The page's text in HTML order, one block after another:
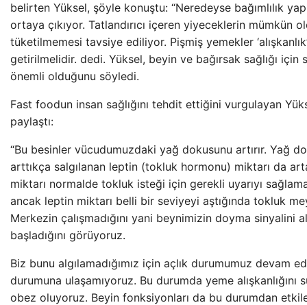
belirten Yüksel, şöyle konuştu: “Neredeyse bağımlılık
ortaya çıkıyor. Tatlandırıcı içeren yiyeceklerin mümkün
tüketilmemesi tavsiye ediliyor. Pişmiş yemekler
getirilmelidir. dedi. Yüksel, beyin ve bağırsak sağlığı için
önemli olduğunu söyledi.
Fast foodun insan sağlığını tehdit ettiğini vurgulayan
paylaştı:
“Bu besinler vücudumuzdaki yağ dokusunu artırır. Yağ
arttıkça salgılanan leptin (tokluk hormonu) miktarı da
miktarı normalde tokluk isteği için gerekli uyarıyı
ancak leptin miktarı belli bir seviyeyi aştığında tokluk
Merkezin çalışmadığını yani beynimizin doyma sinyalini
başladığını görüyoruz.
Biz bunu algılamadığımız için açlık durumumuz devam
durumuna ulaşamıyoruz. Bu durumda yeme alışkanlığını
obez oluyoruz. Beyin fonksiyonları da bu durumdan